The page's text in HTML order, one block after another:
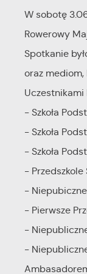
W sobotę
Rowerowy
Spotkanie
oraz
Uczestnikami
- Szkoła
- Szkoła
- Szkoła
- Przedszkole
- Niepubiczne
- Pierwsze
-
-